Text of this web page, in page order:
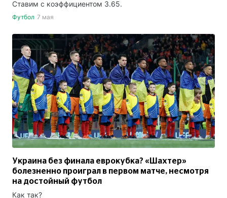
Ставим с коэффициентом 3.65.
Футбол 7 мая
Украина без финала еврокубка? «Шахтер»
болезненно проиграл в первом матче, несмотря
на достойный футбол
Как так?